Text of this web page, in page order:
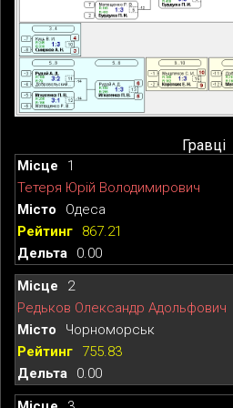
Гравці
1
Тетеря Юрій Володимирович
Одеса
867.21
0.00
2
Редьков Олександр Адольфович
Чорноморськ
755.83
0.00